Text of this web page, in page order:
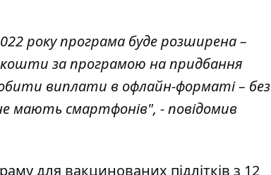
року програма буде розширена –
за програмою на придбання
виплати в офлайн-форматі – без
мають смартфонів", - повідомив
для вакцинованих підлітків з 12